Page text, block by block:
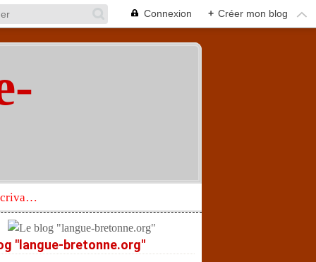
Connexion + Créer mon blog
Réhabilitation d’un écrivain de langue bretonne aujourd’hui mal connu et méconnu
"langue-bretonne.org"